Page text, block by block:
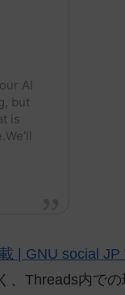
AI
but
is
| GNU social JP
、Threads内で